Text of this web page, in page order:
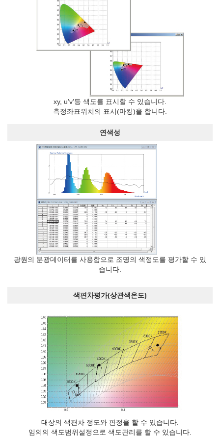
xy, u’v’등 색도를 표시할 수 있습니다.
측정좌표위치의 표시(마킹)을 합니다.
연색성
광원의 분광데이터를 사용함으로 조명의 색정도를 평가할 수 있
습니다.
색편차평가(상관색온도)
대상의 색편차 정도와 판정을 할 수 있습니다.
임의의 색도범위설정으로 색도관리를 할 수 있습니다.